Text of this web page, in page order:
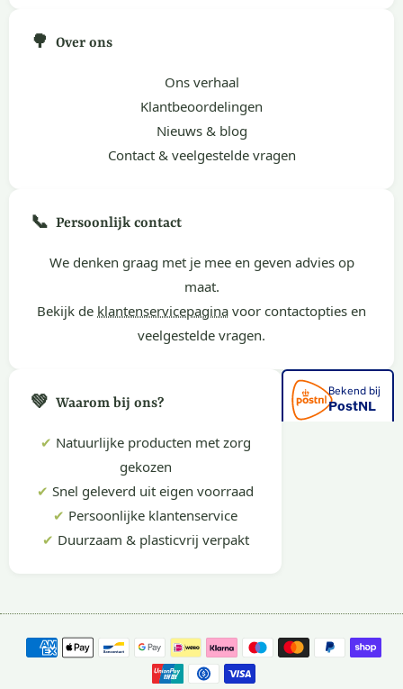
🌳 Over ons
Ons verhaal
Klantbeoordelingen
Nieuws & blog
Contact & veelgestelde vragen
📞 Persoonlijk contact
We denken graag met je mee en geven advies op
maat.
Bekijk de klantenservicepagina voor contactopties en
veelgestelde vragen.
💚 Waarom bij ons?
✔ Natuurlijke producten met zorg
gekozen
✔ Snel geleverd uit eigen voorraad
✔ Persoonlijke klantenservice
✔ Duurzaam & plasticvrij verpakt